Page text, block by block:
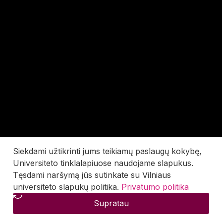
Siekdami užtikrinti jums teikiamų paslaugų kokybę,
Universiteto tinklalapiuose naudojame slapukus.
Tęsdami naršymą jūs sutinkate su Vilniaus
universiteto slapukų politika. Privatumo politika
Supratau